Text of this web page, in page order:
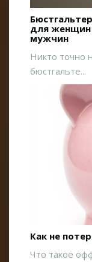
для женщин
мужчин
Никто точно
бюстгальте...
Как не
Что такое